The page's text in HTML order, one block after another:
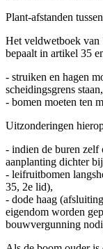
Plant-afstanden
Het veldwetboek
bepaalt in artikel 35
- struiken en hagen
scheidingsgrens staan,
- bomen moeten ten
Uitzonderingen
- indien de buren zelf
aanplanting dichter
- leifruitbomen
35, 2e lid),
- dode haag
eigendom worden
bouwvergunning